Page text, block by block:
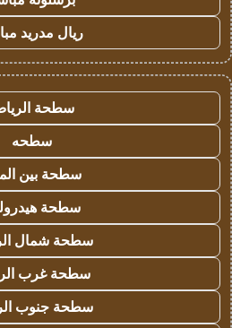
ريال مدريد
سطحة
سطحه
سطحة بين
سطحة
سطحة شمال
سطحة غرب
سطحة جنوب